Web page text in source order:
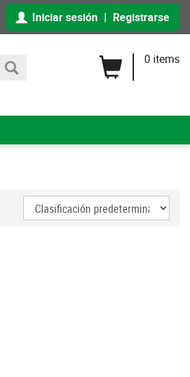
Iniciar sesión | Registrarse
0 items